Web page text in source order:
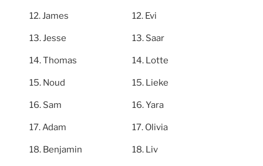
James
Jesse
Thomas
Noud
Sam
Adam
Benjamin
Evi
Saar
Lotte
Lieke
Yara
Olivia
Liv